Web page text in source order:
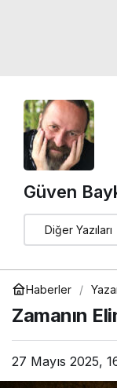
Güven
Diğer Yazıları
Haberler
Zamanın
27 Mayıs 2025,